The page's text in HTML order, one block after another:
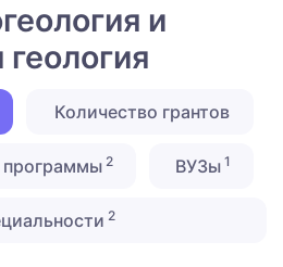
и
Количество грантов
программы2 ВУЗы 1
2